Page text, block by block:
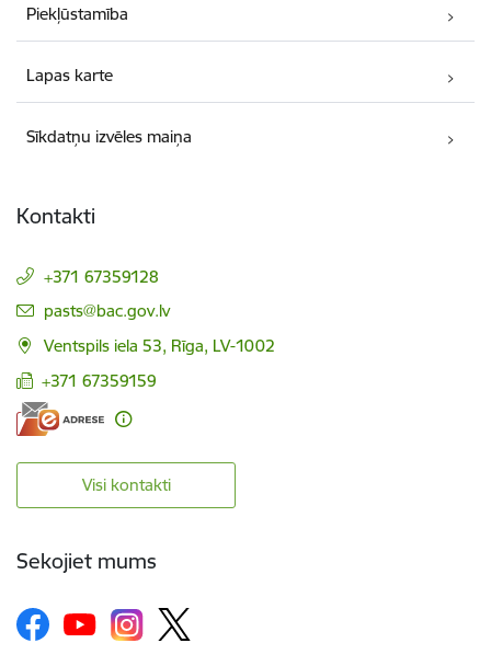
Piekļūstamība
Lapas karte
Sīkdatņu izvēles maiņa
Kontakti
+371 67359128
E-pasts:
pasts@bac.gov.lv
Ventspils iela 53, Rīga, LV-1002
+371 67359159
Visi kontakti
Sekojiet mums